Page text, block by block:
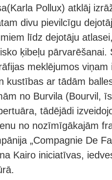
Pollux) atklāj
divu pievilcīgu
līdz dejotāju
ķibeļu pārvarēšanai.
meklējumos viņam
kustības ar tādām
no Burvila (Bourvil,
tādējādi
no nozīmīgākajām
„Compagnie De
Kairo iniciatīvas,